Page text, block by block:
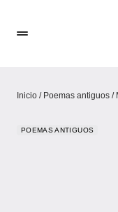
Inicio / Poemas antiguos /
POEMAS ANTIGUOS